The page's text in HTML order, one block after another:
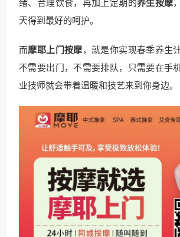
绪、合理饮食，再加上定期的养生按摩
天得到最好的呵护。
而摩耶上门按摩，就是你实现春季养生
不需要出门，不需要排队，只需要在手
业技师就会带着温暖和技艺来到你身边。